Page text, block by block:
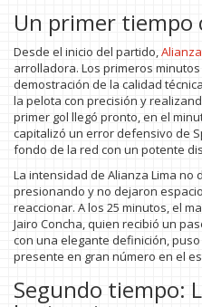
Un primer
Desde el inicio del partido,
arrolladora. Los primeros
demostración de la calidad
la pelota con precisión y
primer gol llegó pronto, en el
capitalizó un error defensivo de
fondo de la red con un potente
La intensidad de Alianza Lima no
presionando y no dejaron
reaccionar. A los 25 minutos, el
Jairo Concha, quien recibió un
con una elegante definición,
presente en gran número en el
Segundo tiempo: